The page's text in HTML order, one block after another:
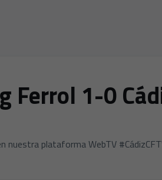
Ferrol 1-0
plataforma WebTV